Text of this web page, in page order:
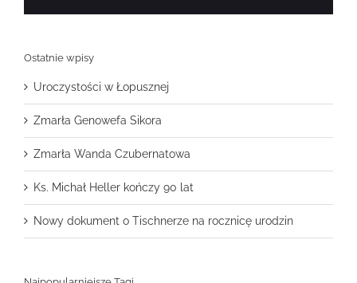
Ostatnie wpisy
Uroczystości w Łopusznej
Zmarła Genowefa Sikora
Zmarła Wanda Czubernatowa
Ks. Michał Heller kończy 90 lat
Nowy dokument o Tischnerze na rocznicę urodzin